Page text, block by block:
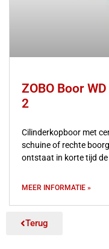
ZOBO Boor
2
Cilinderkopboor met
schuine of rechte
ontstaat in korte tijd
MEER INFORMATIE »
Terug